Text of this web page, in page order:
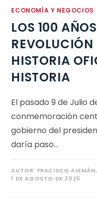
ECONOMÍA Y NEGOCIOS
LOS 100
HISTORIA
HISTORIA
El pasado 9 de Julio
conmemoración
gobierno del
daría paso…
AUTOR: FRACISCO
1 DE AGOSTO DE 2025